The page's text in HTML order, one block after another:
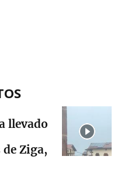
llevado
Ziga,